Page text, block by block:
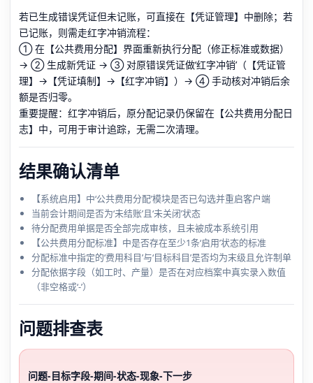
若已生成错误凭证但未记账，可直接在【凭证管理】中删除；若
已记账，则需走红字冲销流程：
① 在【公共费用分配】界面重新执行分配（修正标准或数据）
→ ② 生成新凭证 → ③ 对原错误凭证做‘红字冲销’（【凭证管
理】→【凭证填制】→【红字冲销】）→ ④ 手动核对冲销后余
额是否归零。
重要提醒：红字冲销后，原分配记录仍保留在【公共费用分配日
志】中，可用于审计追踪，无需二次清理。
结果确认清单
【系统启用】中‘公共费用分配’模块是否已勾选并重启客户端
当前会计期间是否为‘未结账’且‘未关闭’状态
待分配费用单据是否全部完成审核，且未被成本系统引用
【公共费用分配标准】中是否存在至少1条‘启用’状态的标准
分配标准中指定的‘费用科目’与‘目标科目’是否均为末级且允许制单
分配依据字段（如工时、产量）是否在对应档案中真实录入数值
（非空格或‘-’）
问题排查表
问题-目标字段-期间-状态-现象-下一步